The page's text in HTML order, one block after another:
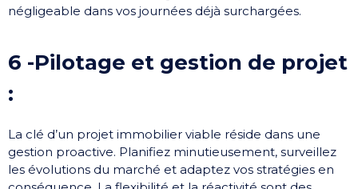
négligeable dans vos journées déjà surchargées.
6 -Pilotage et gestion de projet
: ​
La clé d’un projet immobilier viable réside dans une
gestion proactive. Planifiez minutieusement, surveillez
les évolutions du marché et adaptez vos stratégies en